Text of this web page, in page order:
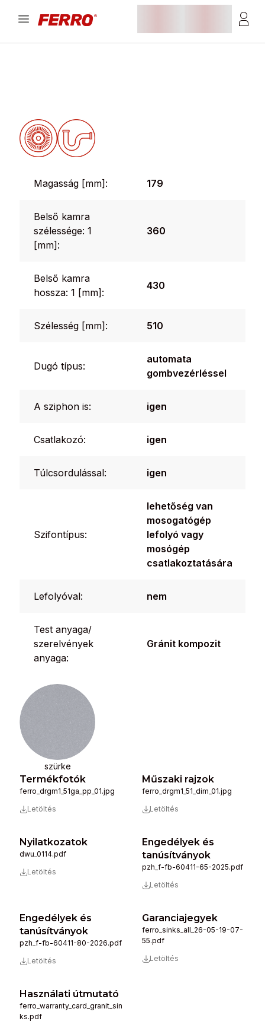
Magasság [mm]: 179
Belső kamra
szélessége: 1
[mm]:
360
Belső kamra
hossza: 1 [mm]:
430
Szélesség [mm]: 510
Dugó típus:
automata
gombvezérléssel
A sziphon is: igen
Csatlakozó: igen
Túlcsordulással: igen
Szifontípus:
lehetőség van
mosogatógép
lefolyó vagy
mosógép
csatlakoztatására
Lefolyóval: nem
Test anyaga/
szerelvények
anyaga:
Gránit kompozit
szürke
Termékfotók
ferro_drgm1_51ga_pp_01.jpg
Letöltés
Műszaki rajzok
ferro_drgm1_51_dim_01.jpg
Letöltés
Nyilatkozatok
dwu_0114.pdf
Letöltés
Engedélyek és
tanúsítványok
pzh_f-fb-60411-65-2025.pdf
Letöltés
Engedélyek és
tanúsítványok
pzh_f-fb-60411-80-2026.pdf
Letöltés
Garanciajegyek
ferro_sinks_all_26-05-19-07-
55.pdf
Letöltés
Használati útmutató
ferro_warranty_card_granit_sin
ks.pdf